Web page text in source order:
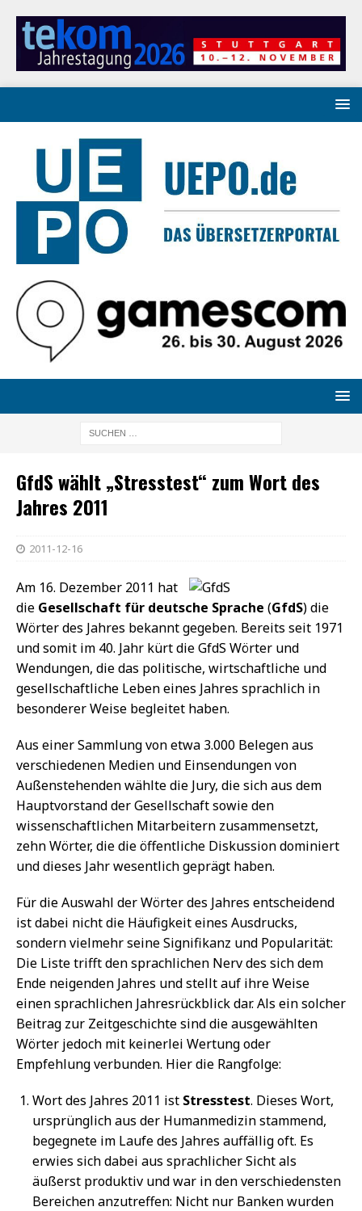
GfdS wählt „Stresstest“ zum Wort des
Jahres 2011
2011-12-16
Am 16. Dezember 2011 hat
die Gesellschaft für deutsche Sprache (GfdS) die
Wörter des Jahres bekannt gegeben. Bereits seit 1971
und somit im 40. Jahr kürt die GfdS Wörter und
Wendungen, die das politische, wirtschaftliche und
gesellschaftliche Leben eines Jahres sprachlich in
besonderer Weise begleitet haben.
Aus einer Sammlung von etwa 3.000 Belegen aus
verschiedenen Medien und Einsendungen von
Außenstehenden wählte die Jury, die sich aus dem
Hauptvorstand der Gesellschaft sowie den
wissenschaftlichen Mitarbeitern zusammensetzt,
zehn Wörter, die die öffentliche Diskussion dominiert
und dieses Jahr wesentlich geprägt haben.
Für die Auswahl der Wörter des Jahres entscheidend
ist dabei nicht die Häufigkeit eines Ausdrucks,
sondern vielmehr seine Signifikanz und Popularität:
Die Liste trifft den sprachlichen Nerv des sich dem
Ende neigenden Jahres und stellt auf ihre Weise
einen sprachlichen Jahresrückblick dar. Als ein solcher
Beitrag zur Zeitgeschichte sind die ausgewählten
Wörter jedoch mit keinerlei Wertung oder
Empfehlung verbunden. Hier die Rangfolge:
Wort des Jahres 2011 ist Stresstest. Dieses Wort,
ursprünglich aus der Humanmedizin stammend,
begegnete im Laufe des Jahres auffällig oft. Es
erwies sich dabei aus sprachlicher Sicht als
äußerst produktiv und war in den verschiedensten
Bereichen anzutreffen: Nicht nur Banken wurden